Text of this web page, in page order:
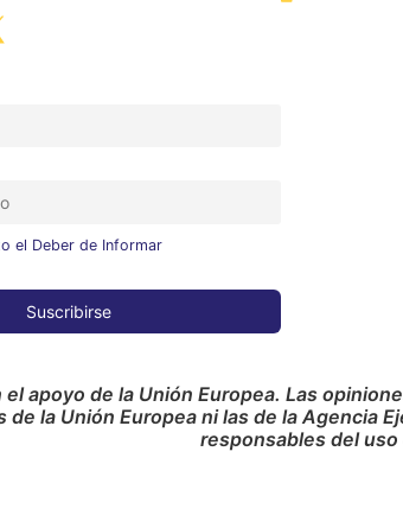
el Deber de Informar
el apoyo de la Unión Europea. Las
la Unión Europea ni las de la Agencia
responsables del